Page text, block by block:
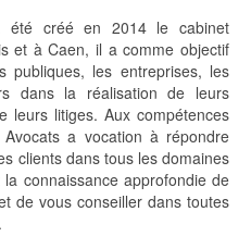
été créé en 2014 le cabinet
et à Caen, il a comme objectif
publiques, les entreprises, les
dans la réalisation de leurs
leurs litiges. Aux compétences
a vocation à répondre
clients dans tous les domaines
connaissance approfondie de
de vous conseiller dans toutes